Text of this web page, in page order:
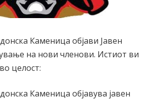
Каменица објави Јавен
на нови членови. Истиот ви
целост:
Каменица објавува јавен